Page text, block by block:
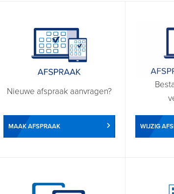
Nieuwe afspraak aanvragen?
MAAK AFSPRAAK WIJZIG